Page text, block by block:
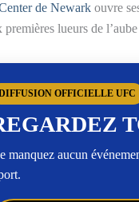
de Newark ouvre
premières lueurs de
OFFICIELLE UFC
manquez aucun